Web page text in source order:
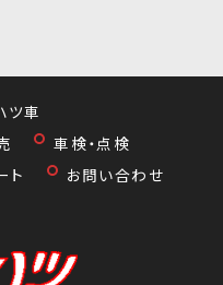
ツ車
車検・点検
ト
お問い合わせ